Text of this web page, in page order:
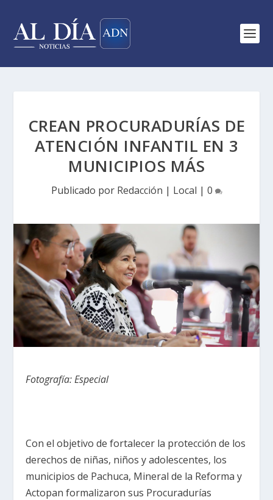
CREAN PROCURADURÍAS DE
ATENCIÓN INFANTIL EN 3
MUNICIPIOS MÁS
Publicado por Redacción | Local | 0
Fotografía: Especial
Con el objetivo de fortalecer la protección de los
derechos de niñas, niños y adolescentes, los
municipios de Pachuca, Mineral de la Reforma y
Actopan formalizaron sus Procuradurías